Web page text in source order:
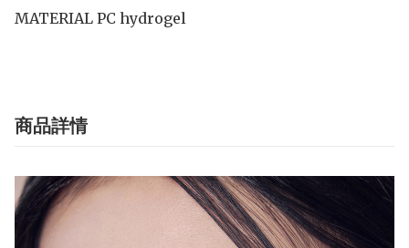
MATERIAL PC hydrogel
商品詳情